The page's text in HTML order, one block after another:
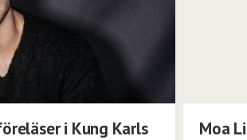
i Kung Karls
Moa